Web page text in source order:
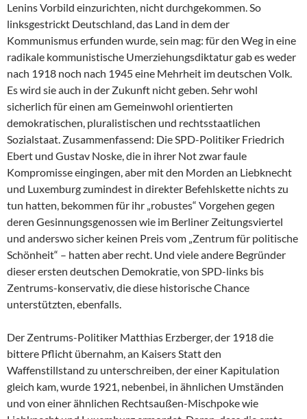
Lenins Vorbild einzurichten, nicht durchgekommen. So
linksgestrickt Deutschland, das Land in dem der
Kommunismus erfunden wurde, sein mag: für den Weg in eine
radikale kommunistische Umerziehungsdiktatur gab es weder
nach 1918 noch nach 1945 eine Mehrheit im deutschen Volk.
Es wird sie auch in der Zukunft nicht geben. Sehr wohl
sicherlich für einen am Gemeinwohl orientierten
demokratischen, pluralistischen und rechtsstaatlichen
Sozialstaat. Zusammenfassend: Die SPD-Politiker Friedrich
Ebert und Gustav Noske, die in ihrer Not zwar faule
Kompromisse eingingen, aber mit den Morden an Liebknecht
und Luxemburg zumindest in direkter Befehlskette nichts zu
tun hatten, bekommen für ihr „robustes“ Vorgehen gegen
deren Gesinnungsgenossen wie im Berliner Zeitungsviertel
und anderswo sicher keinen Preis vom „Zentrum für politische
Schönheit“ – hatten aber recht. Und viele andere Begründer
dieser ersten deutschen Demokratie, von SPD-links bis
Zentrums-konservativ, die diese historische Chance
unterstützten, ebenfalls.
Der Zentrums-Politiker Matthias Erzberger, der 1918 die
bittere Pflicht übernahm, an Kaisers Statt den
Waffenstillstand zu unterschreiben, der einer Kapitulation
gleich kam, wurde 1921, nebenbei, in ähnlichen Umständen
und von einer ähnlichen Rechtsaußen-Mischpoke wie